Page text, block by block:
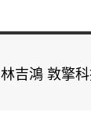
林吉鴻 敦擎